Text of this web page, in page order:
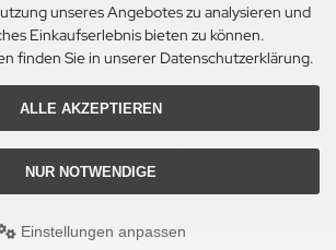
MwSt. zzgl.Versandkosten. Die durchgestrichenen Preise
dem bisherigen Preis bei Musikdeko4u.
© 2009-2026 by modified eCommerce Shopsoftware
unseres Angebotes zu analysieren und
Einkaufserlebnis bieten zu können.
finden Sie in unserer Datenschutzerklärung.
ALLE AKZEPTIEREN
NUR NOTWENDIGE
Einstellungen anpassen